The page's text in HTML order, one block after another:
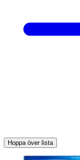
Hoppa över lista